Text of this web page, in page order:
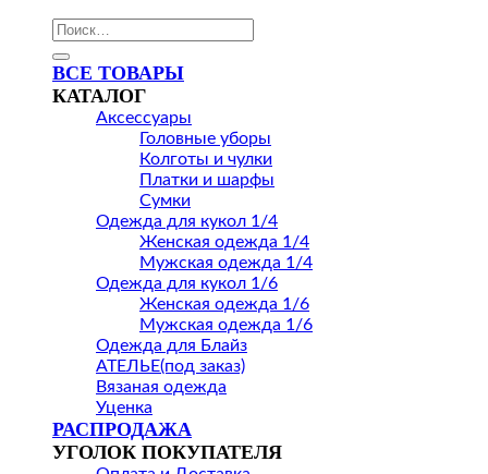
Искать:
ВСЕ ТОВАРЫ
КАТАЛОГ
Аксессуары
Головные уборы
Колготы и чулки
Платки и шарфы
Сумки
Одежда для кукол 1/4
Женская одежда 1/4
Мужская одежда 1/4
Одежда для кукол 1/6
Женская одежда 1/6
Мужская одежда 1/6
Одежда для Блайз
АТЕЛЬЕ(под заказ)
Вязаная одежда
Уценка
РАСПРОДАЖА
УГОЛОК ПОКУПАТЕЛЯ